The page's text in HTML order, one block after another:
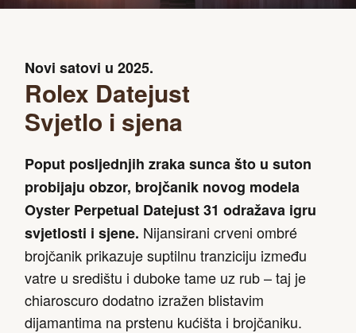
Novi satovi u 2025.
Rolex Datejust
Svjetlo i sjena
Poput posljednjih zraka sunca što u suton
probijaju obzor, brojčanik novog modela
Oyster Perpetual Datejust 31 odražava igru
svjetlosti i sjene. Nijansirani crveni ombré
brojčanik prikazuje suptilnu tranziciju između
vatre u središtu i duboke tame uz rub – taj je
chiaroscuro dodatno izražen blistavim
dijamantima na prstenu kućišta i brojčaniku.